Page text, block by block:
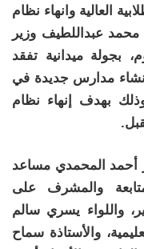
العالية وانهاء نظام
محمد عبداللطيف وزير
بجولة ميدانية تفقد
مدارس جديدة في
بهدف إنهاء نظام
أحمد المحمدي مساعد
والمشرف على
واللواء يسري سالم
والأستاذة سماح